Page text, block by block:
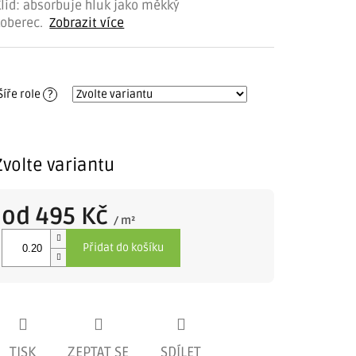
variantu
role ?
absorbuje hluk jako měkký
Zobrazit více
TISK ZEPTAT SE SDÍLET
od495 Kč / m²
cena:
Přidat do košíku